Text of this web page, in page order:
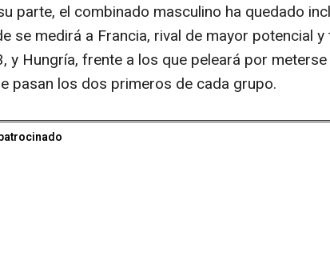
parte, el combinado masculino ha quedado
se medirá a Francia, rival de mayor potencial
y Hungría, frente a los que peleará por
pasan los dos primeros de cada grupo.